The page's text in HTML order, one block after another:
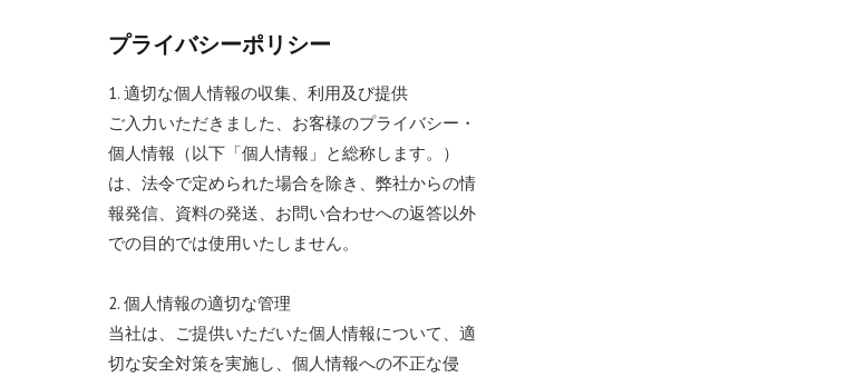
プライバシーポリシー
1. 適切な個人情報の収集、利用及び提供
ご入力いただきました、お客様のプライバシー・
個人情報（以下「個人情報」と総称します。）
は、法令で定められた場合を除き、弊社からの情
報発信、資料の発送、お問い合わせへの返答以外
での目的では使用いたしません。
2. 個人情報の適切な管理
当社は、ご提供いただいた個人情報について、適
切な安全対策を実施し、個人情報への不正な侵